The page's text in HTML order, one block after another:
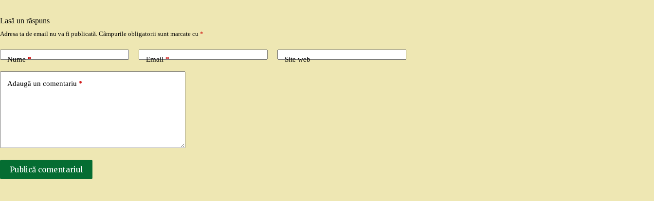
Lasă un răspuns
Adresa ta de email nu va fi publicată. Câmpurile obligatorii sunt marcate cu *
Nume* Email* Site web
Adaugă un comentariu *
Publică comentariul